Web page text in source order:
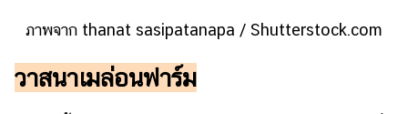
ภาพจาก thanat sasipatanapa / Shutterstock.com
วาสนาเมล่อนฟาร์ม